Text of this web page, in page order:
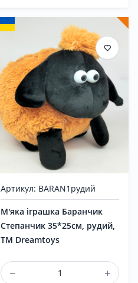
Артикул: BARAN1рудий
М'яка іграшка Баранчик
Степанчик 35*25см, рудий,
ТМ Dreamtoys